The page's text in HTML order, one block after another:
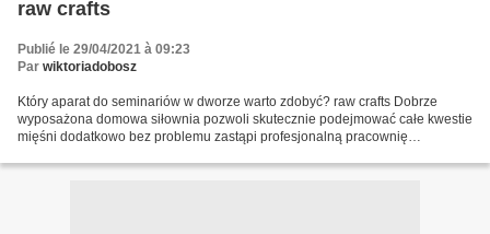
raw crafts
Publié le 29/04/2021 à 09:23
Par wiktoriadobosz
Który aparat do seminariów w dworze warto zdobyć? raw crafts Dobrze
wyposażona domowa siłownia pozwoli skutecznie podejmować całe kwestie
mięśni dodatkowo bez problemu zastąpi profesjonalną pracownię